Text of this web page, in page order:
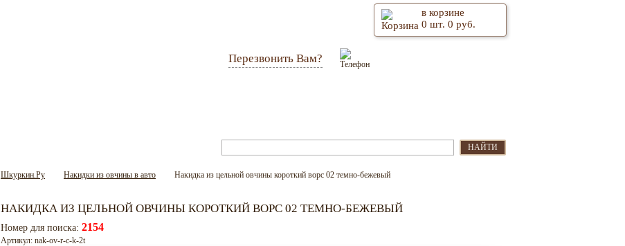
Перезвонить Вам?
в корзине
0 шт. 0 руб.
НАЙТИ
Шкуркин.Ру Накидки из овчины в авто Накидка из цельной овчины короткий ворс 02 темно-бежевый
НАКИДКА ИЗ ЦЕЛЬНОЙ ОВЧИНЫ КОРОТКИЙ ВОРС 02 ТЕМНО-БЕЖЕВЫЙ
Номер для поиска: 2154
Артикул: nak-оv-r-с-k-2t